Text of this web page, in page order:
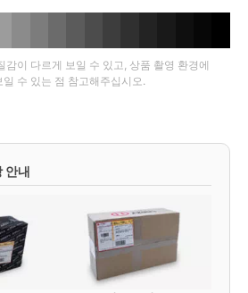
감이 다르게 보일 수 있고, 상품 촬영 환경에
수 있는 점 참고해주십시오.
안내